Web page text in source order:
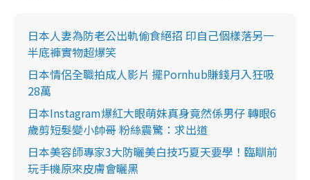
日本人妻為防老公出軌偷食絕招 印自己個樣落另一
半底褲實物超爆笑
日本情侶全職拍成人影片 擺Pornhub賺錢月入狂吸
28萬
日本Instagram爆紅大眼萌妹真身竟然係男仔 轉眼6
歲剪短髮變小帥哥 粉絲震驚：求出道
日本美容師專家3大防曬美白技巧夏天要學！臨瞓前
玩手機原來皮膚會曬黑